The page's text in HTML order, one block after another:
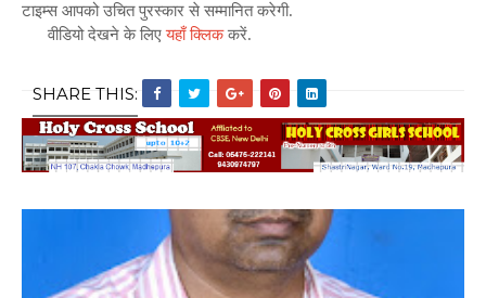
टाइम्स आपको उचित पुरस्कार से सम्मानित करेगी.
वीडियो देखने के लिएयहाँ क्लिककरें.
SHARE THIS: